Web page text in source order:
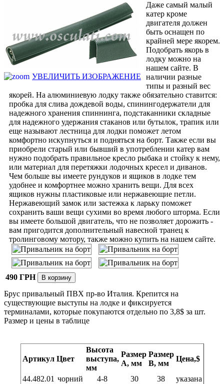
УВЕЛИЧИТЬ ИЗОБРАЖЕНИЕ
Даже самый малый
катер кроме
двигателя должен
быть оснащен по
крайней мере якорем.
Подобрать якорь в
лодку можно на
нашем сайте. В
наличии разные
типы и разный вес
якорей. На алюминиевую лодку также обязательно ставится:
пробка для слива дождевой воды, спинингодержатели для
надежного хранения спиннинга, подстаканники складные
для надежного удержания стаканов или бутылок, трапик или
еще называют лестница для лодки поможет летом
комфортно искупнуться и подняться на борт. Также если вы
приобрели старый или бывший в употреблении катер вам
нужно подобрать правильное кресло рыбака и стойку к нему,
или материал для перетяжки лодочных кресел и диванов.
Чем больше вы имеете рундуков и ящиков в лодке тем
удобнее и комфортнее можно хранить вещи. Для всех
ящиков нужны пластиковые или нержавеющие петли.
Нержавеющий замок или застежка к ларьку поможет
сохранить ваши вещи сухими во время любого шторма. Если
вы имеете большой двигатель, что не позволяет дорожить -
вам пригодится дополнительный навесной транец к
тролинговому мотору, также можно купить на нашем сайте.
490 ГРН
Брус привальный ПВХ пр-во Италия. Крепится на
существующие выступы на лодке и фиксируется
терминалами, которые покупаются отдельно по 3,8$ за шт.
Размер и цены в таблице
Артикул Цвет
Высота
выступа,
мм
Размер
А, мм
Размер
В, мм
Цена,$
44.482.01 чорний 4-8 30 38
указана